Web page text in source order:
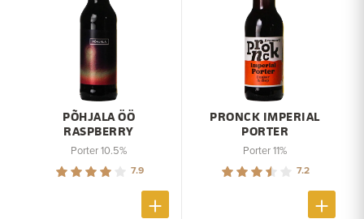
PÕHJALA ÖÖ
RASPBERRY
Porter 10.5%
7.9
PRONCK IMPERIAL
PORTER
Porter 11%
7.2